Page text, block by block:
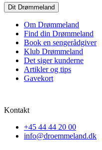
Dit Drømmeland
Om Drømmeland
Find din Drømmeland
Book en sengerådgiver
Klub Drømmeland
Det siger kunderne
Artikler og tips
Gavekort
Kontakt
+45 44 44 20 00
info@droemmeland.dk